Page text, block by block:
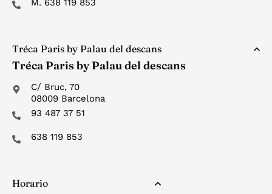
M. 638 119 853
Tréca Paris by Palau del descans
Tréca Paris by Palau del descans
C/ Bruc, 70
08009 Barcelona
93 487 37 51
638 119 853
Horario